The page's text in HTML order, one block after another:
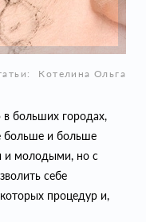
Котелина Ольга
больших городах,
больше и больше
и молодыми, но с
себе
процедур и,